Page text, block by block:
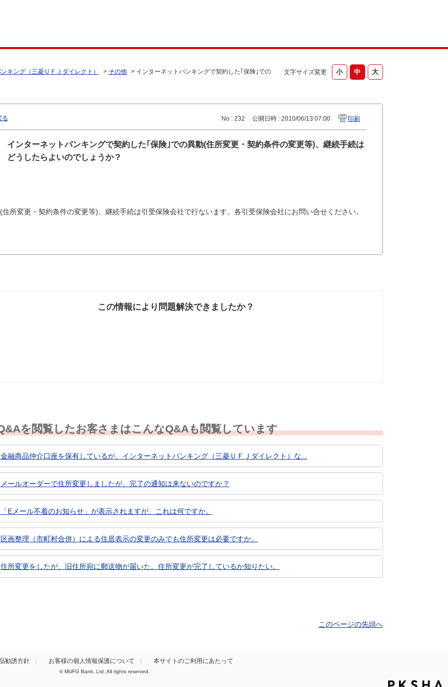
文字サイズ変更
キング（三菱ＵＦＪダイレクト） > その他 > インターネットバンキングで契約した｢保険｣での
る No : 232 公開日時 : 2010/06/13 07:00 印刷
インターネットバンキングで契約した｢保険｣での異動(住所変更・契約条件の変更等)、継続手続は
どうしたらよいのでしょうか？
住所変更・契約条件の変更等)、継続手続は引受保険会社で行ないます。各引受保険会社にお問い合せください。
この情報により問題解決できましたか？
を閲覧したお客さまはこんなQ&Aも閲覧しています
金融商品仲介口座を保有しているが、インターネットバンキング（三菱ＵＦＪダイレクト）な...
メールオーダーで住所変更しましたが、完了の通知は来ないのですか？
「Eメール不着のお知らせ」が表示されますが、これは何ですか。
区画整理（市町村合併）による住居表示の変更のみでも住所変更は必要ですか。
住所変更をしたが、旧住所宛に郵送物が届いた。住所変更が完了しているか知りたい。
このページの先頭へ
勧誘方針 お客様の個人情報保護について 本サイトのご利用にあたって
© MUFG Bank, Ltd. All rights reserved.